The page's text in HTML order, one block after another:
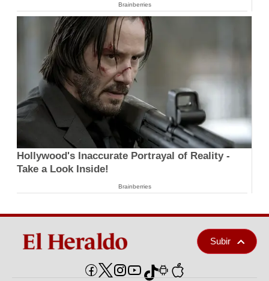
Brainberries
Hollywood's Inaccurate Portrayal of Reality -
Take a Look Inside!
Brainberries
Subir